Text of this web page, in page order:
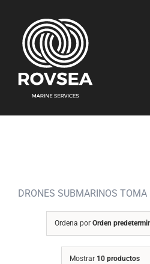
contenido
DRONES SUBMARINOS
Ordena por Orden
Mostrar 10 productos